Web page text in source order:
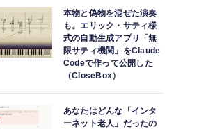
本物と偽物を混ぜた演奏
も。エリック・サティ様
式の自動生成アプリ「無
限サティ機関」をClaude
Codeで作って公開した
（CloseBox）
あなたはどんな「インタ
ーネット老人」だったの